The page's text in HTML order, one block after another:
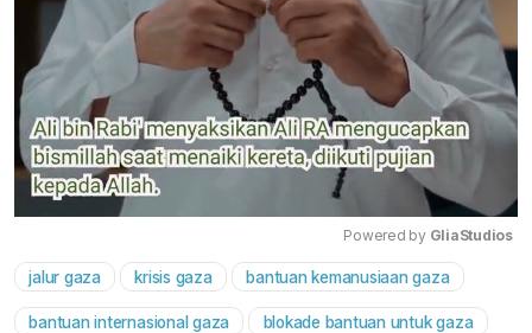
Mute
Powered by GliaStudios
jalur gaza krisis gaza bantuan kemanusiaan gaza
bantuan internasional gaza blokade bantuan untuk gaza